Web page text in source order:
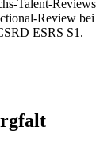
Talent-Reviews
Review bei
ESRS S1.